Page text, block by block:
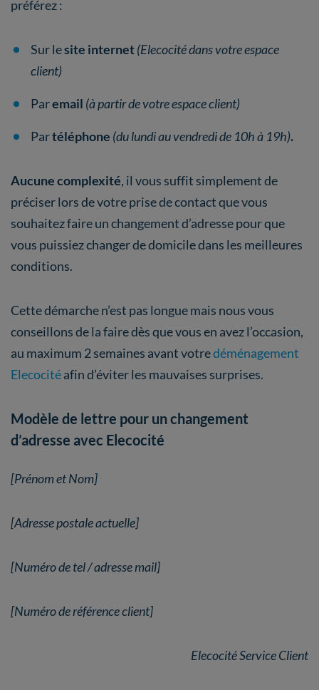
préférez :
Sur lesite internet(Elecocité dans votre espace
client)
Paremail (à partir de votre espace client)
Partéléphone (du lundi au vendredi de 10h à 19h).
Aucune complexité, il vous suffit simplement de
préciser lors de votre prise de contact que vous
souhaitez faire un changement d’adresse pour que
vous puissiez changer de domicile dans les meilleures
conditions.
Cette démarche n’est pas longue mais nous vous
conseillons de la faire dès que vous en avez l’occasion,
au maximum 2 semaines avant votredéménagement
Elecocitéafin d’éviter les mauvaises surprises.
Modèle de lettre pour un changement
d’adresse avec Elecocité
[Prénom et Nom]
[Adresse postale actuelle]
[Numéro de tel / adresse mail]
[Numéro de référence client]
Elecocité Service Client